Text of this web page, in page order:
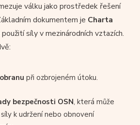
válku jako prostředek řešení
dokumentem je Charta
síly v mezinárodních vztazích.
při ozbrojeném útoku.
bezpečnosti OSN, která může
k udržení nebo obnovení